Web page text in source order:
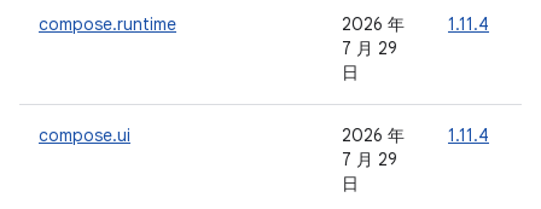
compose.runtime
2026 年
7 月 29
日
1.11.4
compose.ui
2026 年
7 月 29
日
1.11.4